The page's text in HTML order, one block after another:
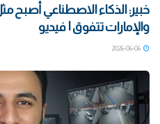
والإمارات تتفوق | فيديو